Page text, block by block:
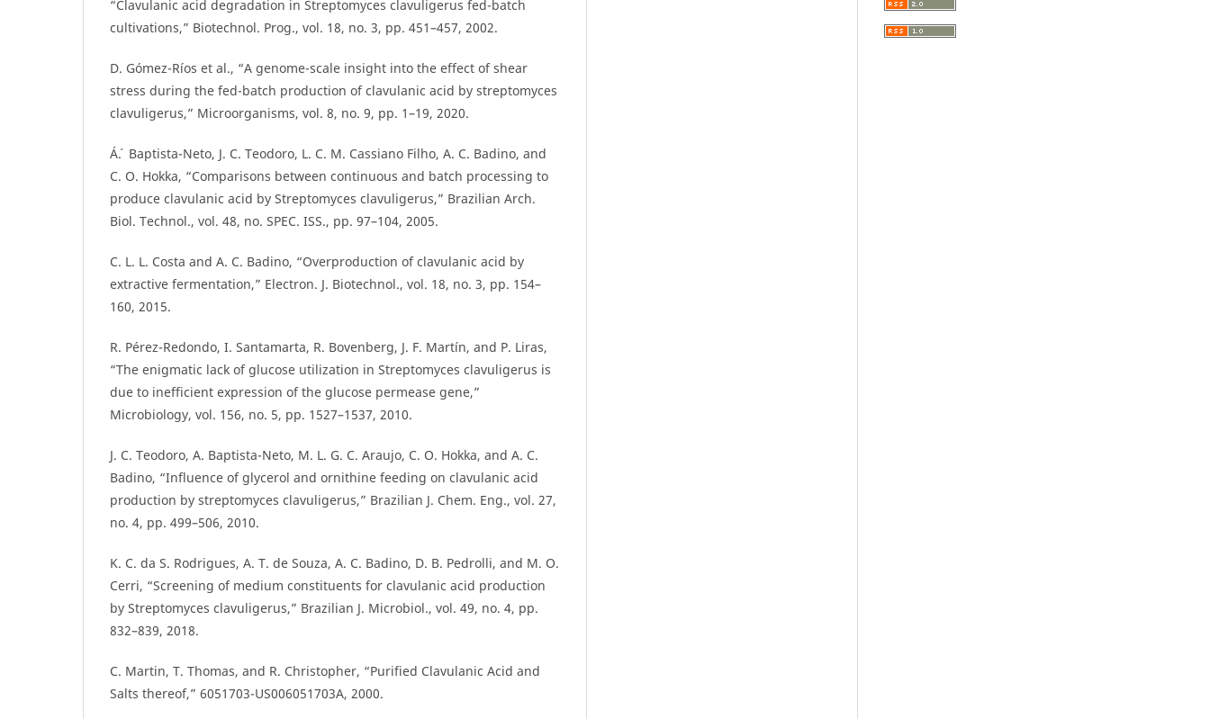
“Clavulanic acid degradation in Streptomyces clavuligerus fed-batch
cultivations,” Biotechnol. Prog., vol. 18, no. 3, pp. 451–457, 2002.
D. Gómez-Ríos et al., “A genome-scale insight into the effect of shear
stress during the fed-batch production of clavulanic acid by streptomyces
clavuligerus,” Microorganisms, vol. 8, no. 9, pp. 1–19, 2020.
Á. ́ Baptista-Neto, J. C. Teodoro, L. C. M. Cassiano Filho, A. C. Badino, and
C. O. Hokka, “Comparisons between continuous and batch processing to
produce clavulanic acid by Streptomyces clavuligerus,” Brazilian Arch.
Biol. Technol., vol. 48, no. SPEC. ISS., pp. 97–104, 2005.
C. L. L. Costa and A. C. Badino, “Overproduction of clavulanic acid by
extractive fermentation,” Electron. J. Biotechnol., vol. 18, no. 3, pp. 154–
160, 2015.
R. Pérez-Redondo, I. Santamarta, R. Bovenberg, J. F. Martín, and P. Liras,
“The enigmatic lack of glucose utilization in Streptomyces clavuligerus is
due to inefficient expression of the glucose permease gene,”
Microbiology, vol. 156, no. 5, pp. 1527–1537, 2010.
J. C. Teodoro, A. Baptista-Neto, M. L. G. C. Araujo, C. O. Hokka, and A. C.
Badino, “Influence of glycerol and ornithine feeding on clavulanic acid
production by streptomyces clavuligerus,” Brazilian J. Chem. Eng., vol. 27,
no. 4, pp. 499–506, 2010.
K. C. da S. Rodrigues, A. T. de Souza, A. C. Badino, D. B. Pedrolli, and M. O.
Cerri, “Screening of medium constituents for clavulanic acid production
by Streptomyces clavuligerus,” Brazilian J. Microbiol., vol. 49, no. 4, pp.
832–839, 2018.
C. Martin, T. Thomas, and R. Christopher, “Purified Clavulanic Acid and
Salts thereof,” 6051703-US006051703A, 2000.